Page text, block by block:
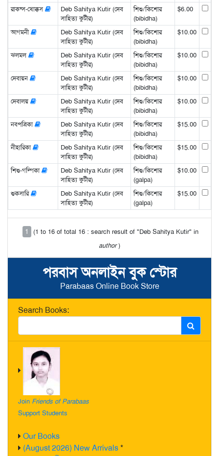
পরবাস অনলাইন বুক স্টোর
Parabaas Online Book Store
Search Books:
Join Friends of Parabaas
Support Students
Our Books
(August 2026) New Arrivals*
রাক্ষ্স-খোক্কস
Deb Sahitya Kutir (দেব
সাহিত্য কুটীর)
শিশু/কিশোর
(bibidha)
$6.00
আগমনী
Deb Sahitya Kutir (দেব
সাহিত্য কুটীর)
শিশু/কিশোর
(bibidha)
$10.00
ঝলমল
Deb Sahitya Kutir (দেব
সাহিত্য কুটীর)
শিশু/কিশোর
(bibidha)
$10.00
দেবায়ন
Deb Sahitya Kutir (দেব
সাহিত্য কুটীর)
শিশু/কিশোর
(bibidha)
$10.00
দেবালয়
Deb Sahitya Kutir (দেব
সাহিত্য কুটীর)
শিশু/কিশোর
(bibidha)
$10.00
নবপত্রিকা
Deb Sahitya Kutir (দেব
সাহিত্য কুটীর)
শিশু/কিশোর
(bibidha)
$15.00
নীহারিকা
Deb Sahitya Kutir (দেব
সাহিত্য কুটীর)
শিশু/কিশোর
(bibidha)
$15.00
শিশু-গল্পিকা
Deb Sahitya Kutir (দেব
সাহিত্য কুটীর)
শিশু/কিশোর
(galpa)
$10.00
শুকসারি
Deb Sahitya Kutir (দেব
সাহিত্য কুটীর)
শিশু/কিশোর
(galpa)
$15.00
1
(1 to 16 of total 16 : search result of "Deb Sahitya Kutir" in
author)